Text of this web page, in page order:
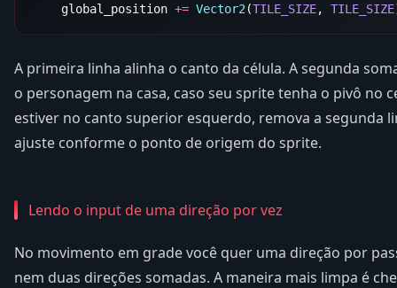
    global_position
+= Vector2 (TILE_SIZE, TILE_SIZE
A primeira linha alinha o canto da célula. A segunda
o personagem na casa, caso seu sprite tenha o pivô no
estiver no canto superior esquerdo, remova a segunda
ajuste conforme o ponto de origem do sprite.
Lendo o input de uma direção por vez
No movimento em grade você quer uma direção por
nem duas direções somadas. A maneira mais limpa é